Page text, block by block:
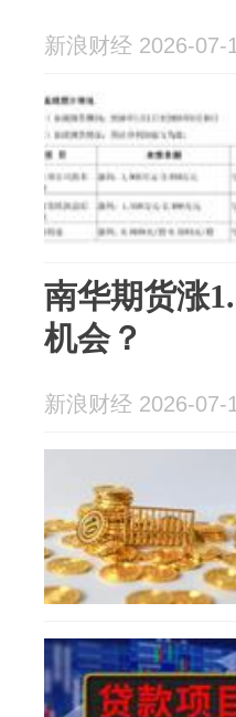
新浪财经 2026-07-
南华期货涨
机会？
新浪财经 2026-07-